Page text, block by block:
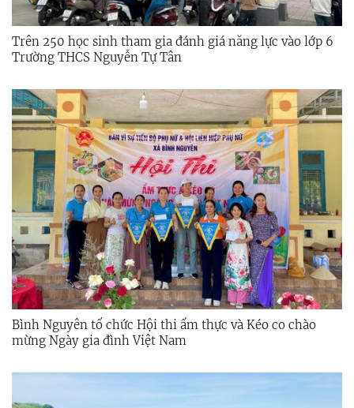
Trên 250 học sinh tham gia đánh giá năng lực vào lớp 6
Trường THCS Nguyễn Tự Tân
Bình Nguyên tổ chức Hội thi ẩm thực và Kéo co chào
mừng Ngày gia đình Việt Nam